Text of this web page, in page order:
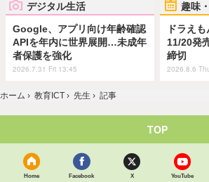
デジタル生活
Google、アプリ向け年齢確認
APIを年内に世界展開…未成年
者保護を強化
2026.7.31 Fri 13:45
趣味
ドラえ
11/20発
締切
2026.8.6
ホーム › 教育ICT › 先生 › 記事
TOP
Home Facebook X YouTube